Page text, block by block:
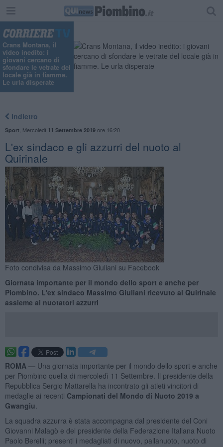
Crans Montana, il
video inedito: i
giovani cercano di
sfondare le vetrate del
locale già in fiamme.
Le urla disperate
Indietro
Sport Mercoledì 11 Settembre 2019ore 16:20
L'ex sindaco e gli azzurri del nuoto al
Quirinale
Foto condivisa da Massimo Giuliani su Facebook
Giornata importante per il mondo dello sport e anche per
Piombino. L'ex sindaco Massimo Giuliani ricevuto al Quirinale
assieme ai nuotatori azzurri
ROMA — Una giornata importante per il mondo dello sport e anche
per Piombino quella di mercoledì 11 Settembre. Il presidente della
Repubblica Sergio Mattarella ha incontrato gli atleti vincitori di
medaglie ai recenti Campionati del Mondo di Nuoto 2019 a
Gwangiu
La squadra azzurra è stata accompagna dal presidente del Coni
Giovanni Malagò e del presidente della Federazione Italiana Nuoto
Paolo Berelli; presenti i medagliati di nuovo, pallanuoto, nuoto di